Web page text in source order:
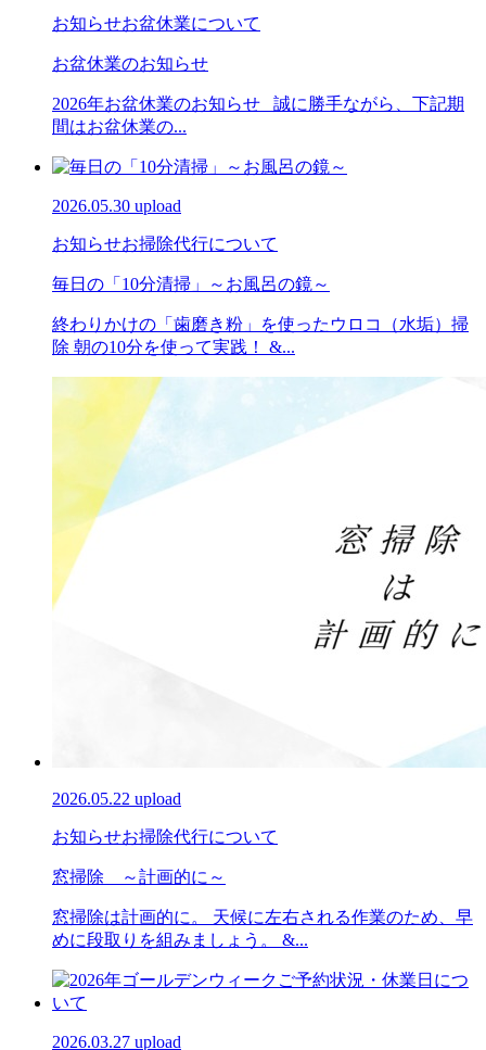
お知らせお盆休業について
お盆休業のお知らせ
2026年お盆休業のお知らせ 誠に勝手ながら、下記期
間はお盆休業の...
2026.05.30 upload
お知らせお掃除代行について
毎日の「10分清掃」～お風呂の鏡～
終わりかけの「歯磨き粉」を使ったウロコ（水垢）掃
除 朝の10分を使って実践！ &...
2026.05.22 upload
お知らせお掃除代行について
窓掃除 ～計画的に～
窓掃除は計画的に。 天候に左右される作業のため、早
めに段取りを組みましょう。 &...
2026.03.27 upload